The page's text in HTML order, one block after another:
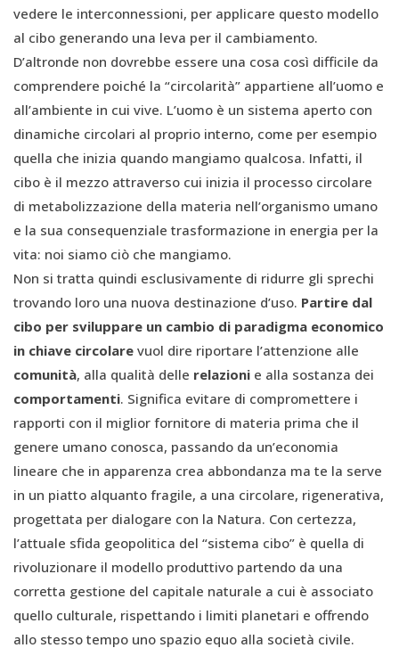
vedere le interconnessioni, per applicare questo modello
al cibo generando una leva per il cambiamento.
D’altronde non dovrebbe essere una cosa così difficile da
comprendere poiché la “circolarità” appartiene all’uomo e
all’ambiente in cui vive. L’uomo è un sistema aperto con
dinamiche circolari al proprio interno, come per esempio
quella che inizia quando mangiamo qualcosa. Infatti, il
cibo è il mezzo attraverso cui inizia il processo circolare
di metabolizzazione della materia nell’organismo umano
e la sua consequenziale trasformazione in energia per la
vita: noi siamo ciò che mangiamo.
Non si tratta quindi esclusivamente di ridurre gli sprechi
trovando loro una nuova destinazione d’uso. Partire dal
cibo per sviluppare un cambio di paradigma economico
in chiave circolare vuol dire riportare l’attenzione alle
comunità, alla qualità delle relazioni e alla sostanza dei
comportamenti. Significa evitare di compromettere i
rapporti con il miglior fornitore di materia prima che il
genere umano conosca, passando da un’economia
lineare che in apparenza crea abbondanza ma te la serve
in un piatto alquanto fragile, a una circolare, rigenerativa,
progettata per dialogare con la Natura. Con certezza,
l’attuale sfida geopolitica del “sistema cibo” è quella di
rivoluzionare il modello produttivo partendo da una
corretta gestione del capitale naturale a cui è associato
quello culturale, rispettando i limiti planetari e offrendo
allo stesso tempo uno spazio equo alla società civile.